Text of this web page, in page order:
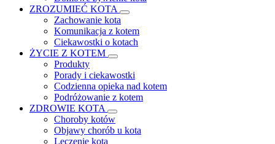
ZROZUMIEĆ KOTA
Zachowanie kota
Komunikacja z kotem
Ciekawostki o kotach
ŻYCIE Z KOTEM
Produkty
Porady i ciekawostki
Codzienna opieka nad kotem
Podróżowanie z kotem
ZDROWIE KOTA
Choroby kotów
Objawy chorób u kota
Leczenie kota